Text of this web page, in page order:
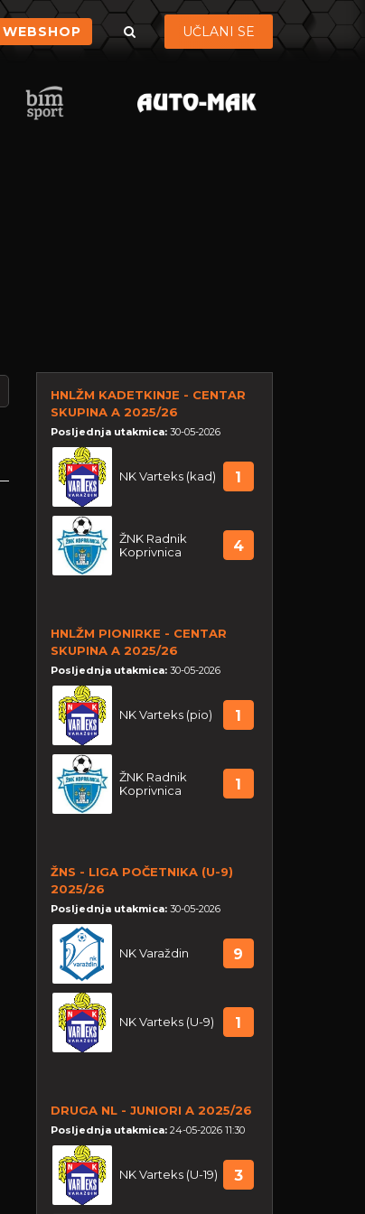
WEBSHOP UČLANI SE
HNLŽM KADETKINJE - CENTAR
SKUPINA A 2025/26
Posljednja utakmica: 30-05-2026
NK Varteks (kad) 1
ŽNK Radnik
Koprivnica
4
HNLŽM PIONIRKE - CENTAR
SKUPINA A 2025/26
Posljednja utakmica: 30-05-2026
NK Varteks (pio) 1
ŽNK Radnik
Koprivnica
1
ŽNS - LIGA POČETNIKA (U-9)
2025/26
Posljednja utakmica: 30-05-2026
NK Varaždin 9
NK Varteks (U-9) 1
DRUGA NL - JUNIORI A 2025/26
Posljednja utakmica: 24-05-2026 11:30
NK Varteks (U-19) 3